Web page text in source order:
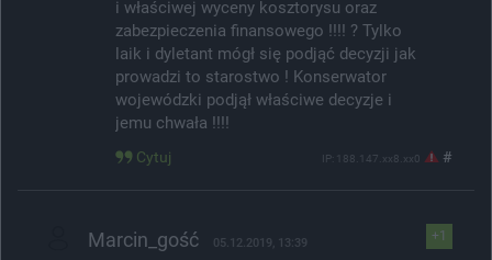
i właściwej wyceny kosztorysu oraz
zabezpieczenia finansowego !!!! ? Tylko
laik i dyletant mógł się podjąć decyzji jak
prowadzi to starostwo ! Konserwator
wojewódzki podjął właściwe decyzje i
jemu chwała !!!!
Cytuj IP: 188.147.xx8.xx0 #
+1
Marcin_gość 05.12.2019, 13:39